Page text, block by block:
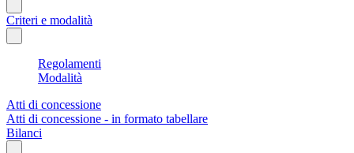
Criteri e modalità
Regolamenti
Modalità
Atti di concessione
Atti di concessione - in formato tabellare
Bilanci